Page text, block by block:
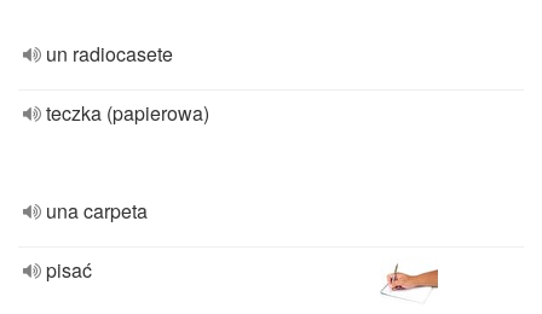
un radiocasete
teczka (papierowa)
una carpeta
pisać